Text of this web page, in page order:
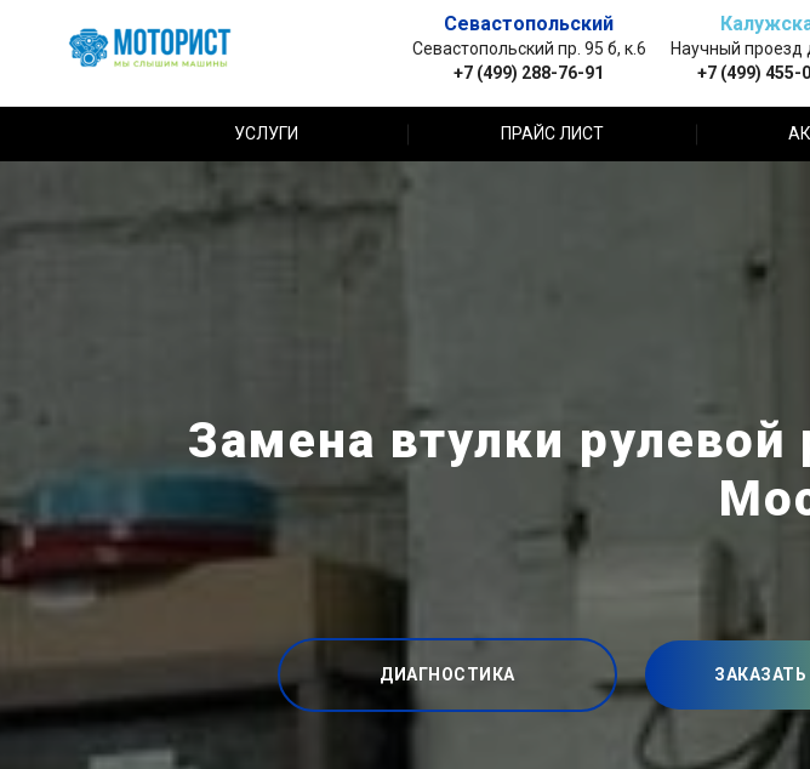
Севастопольский
Севастопольский пр. 95 б, к.6
+7 (499) 288-76-91
Научный проезд
+7 (499) 455-
УСЛУГИ ПРАЙС ЛИСТ
Замена втулки
ДИАГНОСТИКА